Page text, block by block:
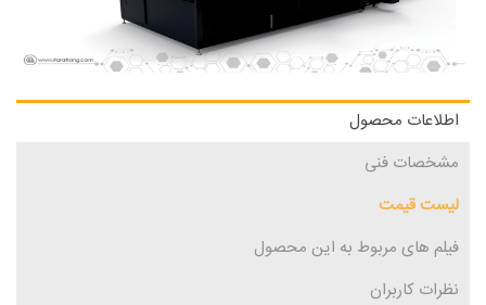
اطلاعات محصول
مشخصات فنی
لیست قیمت
فیلم های مربوط به این محصول
نظرات کاربران